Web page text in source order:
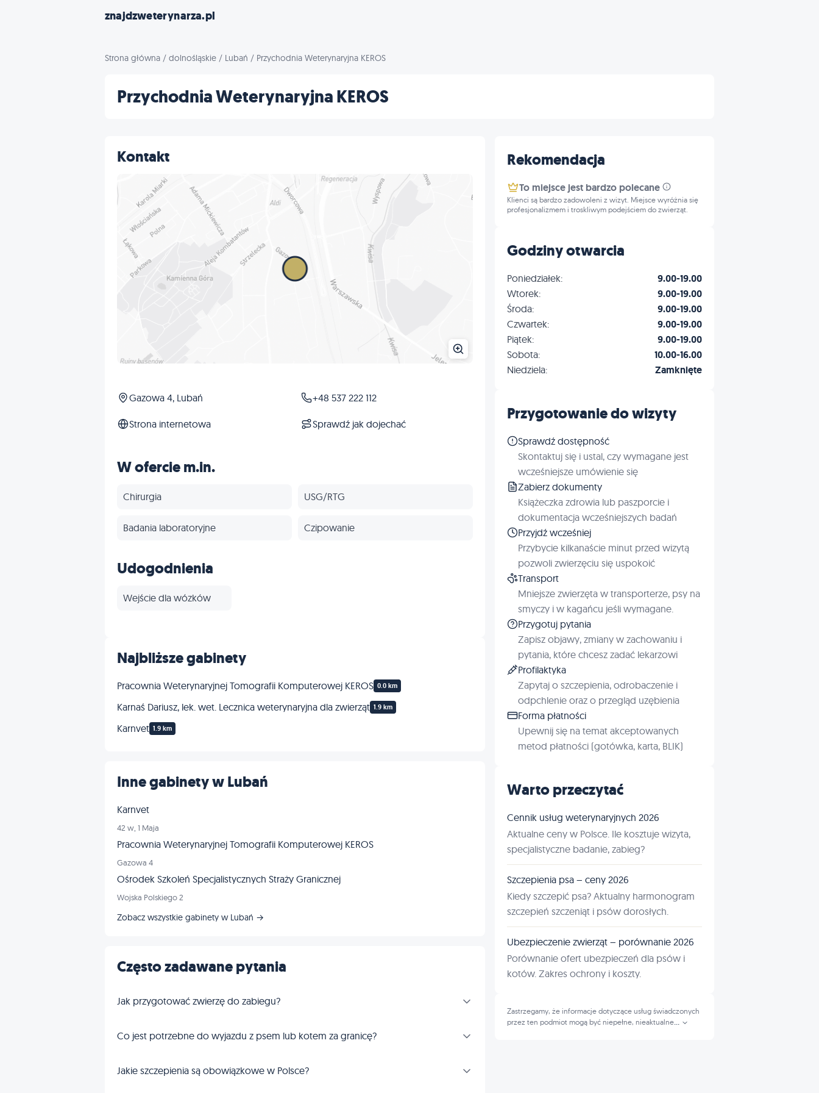
znajdzweterynarza.pl
Strona główna / dolnośląskie / Lubań / Przychodnia Weterynaryjna KEROS
Przychodnia Weterynaryjna KEROS
Kontakt
Gazowa 4, Lubań +48 537 222 112
Strona internetowa Sprawdź jak dojechać
W ofercie m.in.
Chirurgia USG/RTG
Badania laboratoryjne Czipowanie
Dermatologia
Neurologia Profilaktyka
Inne
Udogodnienia
Wejście dla wózków
Najbliższe gabinety
Pracownia Weterynaryjnej Tomografii Komputerowej KEROS 0.0 km
Karnaś Dariusz, lek. wet. Lecznica weterynaryjna dla zwierząt 1.9 km
Karnvet 1.9 km
Inne gabinety w Lubań
Karnvet
42 w, 1 Maja
Pracownia Weterynaryjnej Tomografii Komputerowej KEROS
Gazowa 4
Ośrodek Szkoleń Specjalistycznych Straży Granicznej
Wojska Polskiego 2
Zobacz wszystkie gabinety w Lubań →
Często zadawane pytania
Jak przygotować zwierzę do zabiegu?
Co jest potrzebne do wyjazdu z psem lub kotem za granicę?
Jakie szczepienia są obowiązkowe w Polsce?
Rekomendacja
To miejsce jest bardzo polecane
Klienci są bardzo zadowoleni z wizyt. Miejsce wyróżnia się
profesjonalizmem i troskliwym podejściem do zwierząt.
Godziny otwarcia
Poniedziałek: 9.00-19.00
Wtorek: 9.00-19.00
Środa: 9.00-19.00
Czwartek: 9.00-19.00
Piątek: 9.00-19.00
Sobota: 10.00-16.00
Niedziela: Zamknięte
Przygotowanie do wizyty
Sprawdź dostępność
Skontaktuj się i ustal, czy wymagane jest
wcześniejsze umówienie się
Zabierz dokumenty
Książeczka zdrowia lub paszporcie i
dokumentacja wcześniejszych badań
Przyjdź wcześniej
Przybycie kilkanaście minut przed wizytą
pozwoli zwierzęciu się uspokoić
Transport
Mniejsze zwierzęta w transporterze, psy na
smyczy i w kagańcu jeśli wymagane.
Przygotuj pytania
Zapisz objawy, zmiany w zachowaniu i
pytania, które chcesz zadać lekarzowi
Profilaktyka
Zapytaj o szczepienia, odrobaczenie i
odpchlenie oraz o przegląd uzębienia
Forma płatności
Upewnij się na temat akceptowanych
metod płatności (gotówka, karta, BLIK)
Warto przeczytać
Cennik usług weterynaryjnych 2026
Aktualne ceny w Polsce. Ile kosztuje wizyta,
specjalistyczne badanie, zabieg?
Szczepienia psa – ceny 2026
Kiedy szczepić psa? Aktualny harmonogram
szczepień szczeniąt i psów dorosłych.
Ubezpieczenie zwierząt – porównanie 2026
Porównanie ofert ubezpieczeń dla psów i
kotów. Zakres ochrony i koszty.
Zastrzegamy, że informacje dotyczące usług świadczonych
przez ten podmiot mogą być niepełne, nieaktualne...